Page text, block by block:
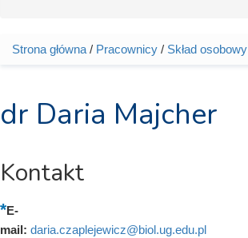
Jesteś tutaj
Strona główna / Pracownicy / Skład osobowy
dr Daria Majcher
Kontakt
E-
mail: daria.czaplejewicz@biol.ug.edu.pl